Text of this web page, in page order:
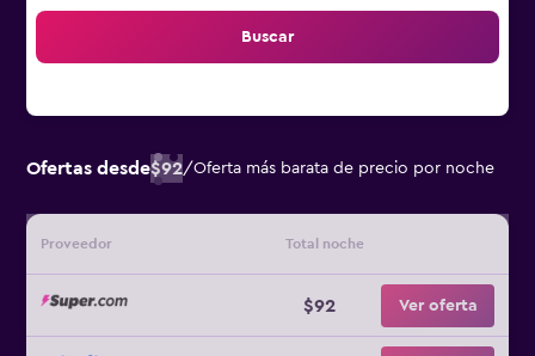
Buscar
Ofertas desde$92/Oferta más barata de precio por noche
Proveedor Total noche
$92 Ver oferta